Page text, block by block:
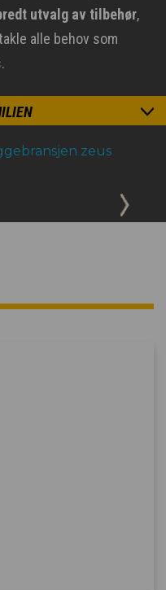
utvalg av tilbehør,
alle behov som